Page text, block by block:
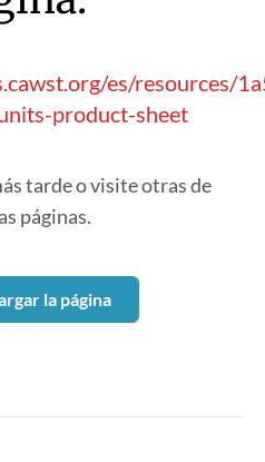
es/resources/
product-sheet
tarde o visite otras de
páginas.
la página